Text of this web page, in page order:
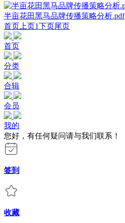
半亩花田黑马品牌传播策略分析.pdf
首页 上页1下页尾页
首页
分类
合辑
会员
我的
您好，有任何疑问请与我们联系！
签到
收藏